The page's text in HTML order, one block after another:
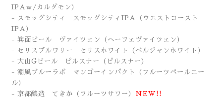
IPAｗ/カルダモン）
- スモッグシティ スモッグシティIPA（ウエストコースト
IPA）
- 箕面ビール ヴァイツェン（ヘーフェヴァイツェン）
- セリスブルワリー セリスホワイト（ベルジャンホワイト）
- 大山Gビール ピルスナー
（ピルスナー）
- 潮風ブルーラボ マンゴーインパクト（フルーツペールエー
ル）
- 京都醸造 てきか （フルーツサワー） NEW!!